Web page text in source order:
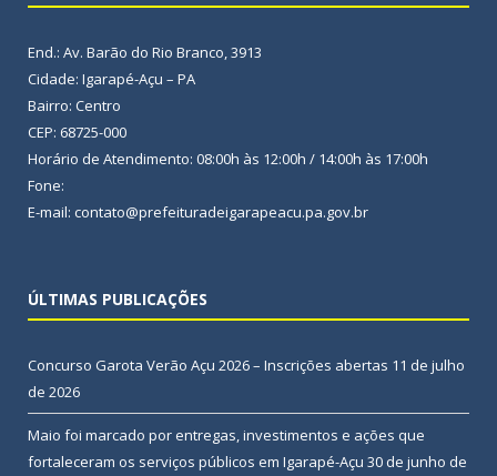
End.: Av. Barão do Rio Branco, 3913
Cidade: Igarapé-Açu – PA
Bairro: Centro
CEP: 68725-000
Horário de Atendimento: 08:00h às 12:00h / 14:00h às 17:00h
Fone:
E-mail: contato@prefeituradeigarapeacu.pa.gov.br
ÚLTIMAS PUBLICAÇÕES
Concurso Garota Verão Açu 2026 – Inscrições abertas 11 de julho
de 2026
Maio foi marcado por entregas, investimentos e ações que
fortaleceram os serviços públicos em Igarapé-Açu 30 de junho de